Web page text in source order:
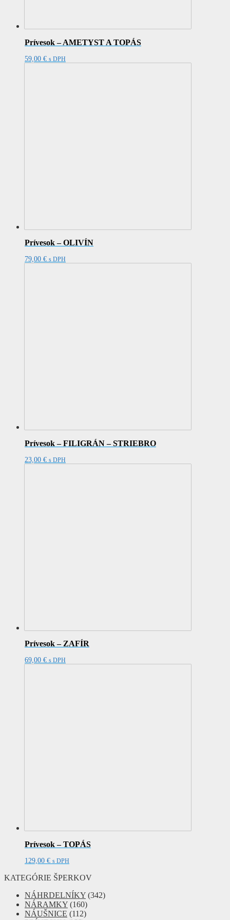
Prívesok – AMETYST A TOPÁS
59,00 € s DPH
Prívesok – OLIVÍN
79,00 € s DPH
Prívesok – FILIGRÁN – STRIEBRO
23,00 € s DPH
Prívesok – ZAFÍR
69,00 € s DPH
Prívesok – TOPÁS
129,00 € s DPH
KATEGÓRIE ŠPERKOV
NÁHRDELNÍKY (342)
NÁRAMKY (160)
NÁUŠNICE (112)